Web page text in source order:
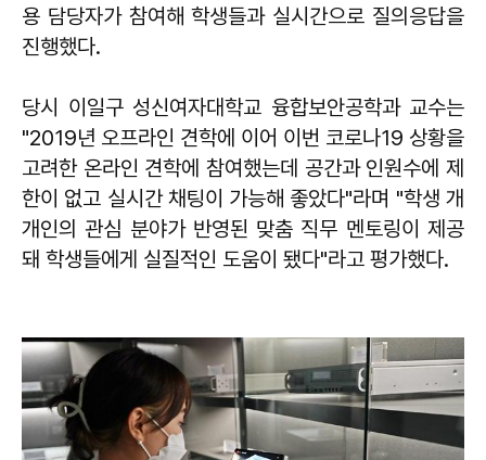
용 담당자가 참여해 학생들과 실시간으로 질의응답을
진행했다.
당시 이일구 성신여자대학교 융합보안공학과 교수는
"2019년 오프라인 견학에 이어 이번 코로나19 상황을
고려한 온라인 견학에 참여했는데 공간과 인원수에 제
한이 없고 실시간 채팅이 가능해 좋았다"라며 "학생 개
개인의 관심 분야가 반영된 맞춤 직무 멘토링이 제공
돼 학생들에게 실질적인 도움이 됐다"라고 평가했다.